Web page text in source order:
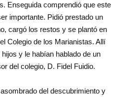
Enseguida comprendió que este
importante. Pidió prestado un
cargó los restos y se plantó en
Colegio de los Marianistas. Allí
y le habían hablado de un
del colegio, D. Fidel Fuidio.
del descubrimiento y